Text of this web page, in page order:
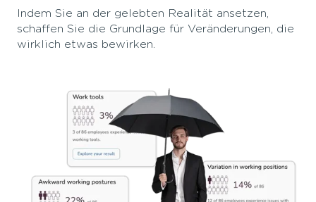
Indem Sie an der gelebten Realität ansetzen,
schaffen Sie die Grundlage für Veränderungen, die
wirklich etwas bewirken.